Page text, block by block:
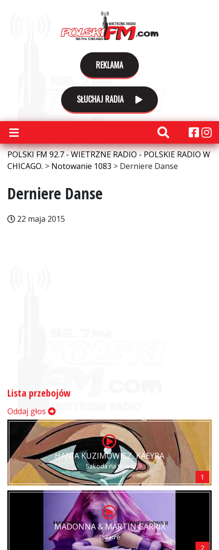
REKLAMA
SŁUCHAJ RADIA
POLSKI FM 92.7 - WIETRZNE RADIO - POLSKIE RADIO W
CHICAGO. > Notowanie 1083 > Derniere Danse
Derniere Danse
22 maja 2015
Lista przebojów
Oddaj głos
HANIA KUZIMOWICZ, KAEYRA
Szkoda na to łez
1
MADONNA & MARTIN GARRIX
Bizarre
2